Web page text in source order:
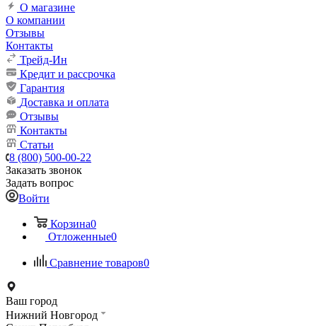
О магазине
О компании
Отзывы
Контакты
Трейд-Ин
Кредит и рассрочка
Гарантия
Доставка и оплата
Отзывы
Контакты
Статьи
8 (800) 500-00-22
Заказать звонок
Задать вопрос
Войти
Корзина0
Отложенные0
Сравнение товаров0
Ваш город
Нижний Новгород